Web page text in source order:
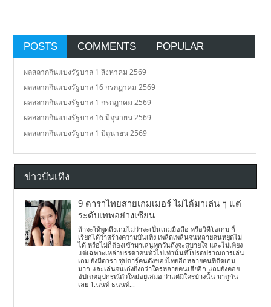
POSTS COMMENTS POPULAR
ผลสลากกินแบ่งรัฐบาล 1 สิงหาคม 2569
ผลสลากกินแบ่งรัฐบาล 16 กรกฎาคม 2569
ผลสลากกินแบ่งรัฐบาล 1 กรกฎาคม 2569
ผลสลากกินแบ่งรัฐบาล 16 มิถุนายน 2569
ผลสลากกินแบ่งรัฐบาล 1 มิถุนายน 2569
ข่าวบันเทิง
9 ดาราไทยสายเกมเมอร์ ไม่ได้มาเล่น ๆ แต่
ระดับเทพอย่างเซียน
ถ้าจะให้พูดถึงเกมไม่ว่าจะเป็นเกมมือถือ หรือวิดีโอเกม ก็
เรียกได้ว่าสร้างความบันเทิง เพลิดเพลินจนหลายคนหยุดไม่
ได้ หรือไม่ก็ต้องเข้ามาเล่นทุกวันถึงจะสบายใจ และไม่เพียง
แต่เฉพาะเหล่าบรรดาคนทั่วไปเท่านั้นที่โปรดปราณการเล่น
เกม ยังมีดารา ซุปตาร์คนดังของไทยอีกหลายคนที่ติดเกม
มาก และเล่นจนเก่งยิ่งกว่าใครหลายคนเสียอีก แถมยังคอย
อัปเดตอุปกรณ์ตัวใหม่อยู่เสมอ ว่าแต่มีใครบ้างนั้น มาดูกัน
เลย 1.นนท์ ธนนท์...